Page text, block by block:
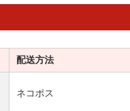
配送方法
ネコポス